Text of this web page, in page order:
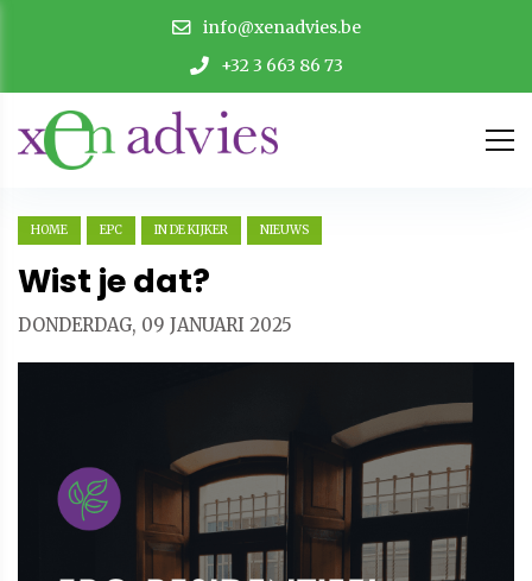
info@xenadvies.be
+32 3 663 86 73
HOME EPC IN DE KIJKER NIEUWS
Wist je dat?
DONDERDAG, 09 JANUARI 2025